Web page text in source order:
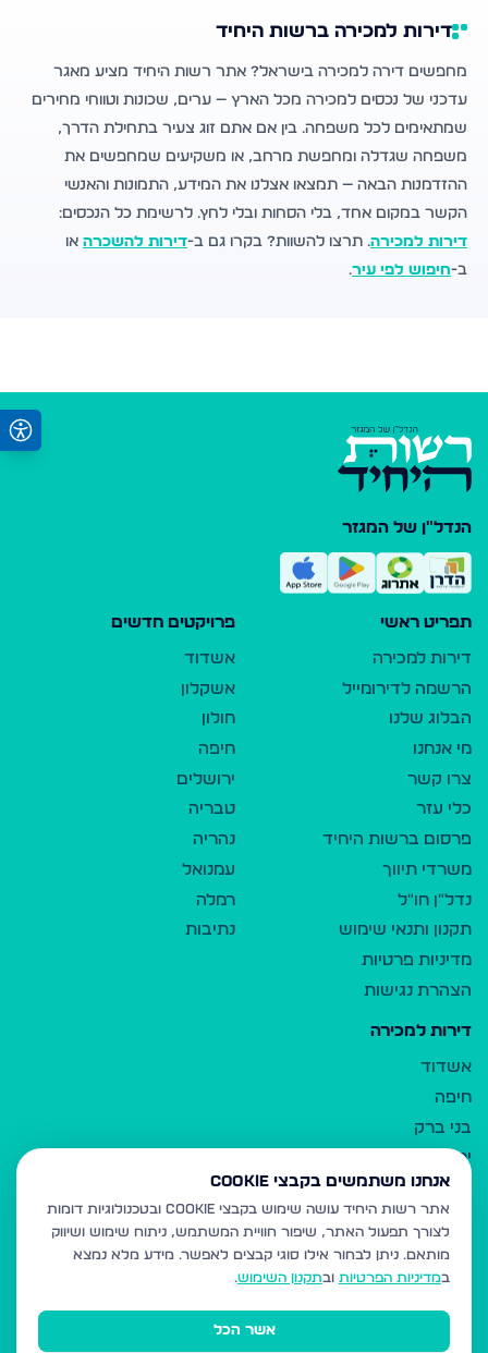
דירות למכירה ברשות היחיד
מחפשים דירה למכירה בישראל? אתר רשות היחיד מציע מאגר
עדכני של נכסים למכירה מכל הארץ — ערים, שכונות וטווחי מחירים
שמתאימים לכל משפחה. בין אם אתם זוג צעיר בתחילת הדרך,
משפחה שגדלה ומחפשת מרחב, או משקיעים שמחפשים את
ההזדמנות הבאה — תמצאו אצלנו את המידע, התמונות והאנשי
הקשר במקום אחד, בלי הסחות ובלי לחץ. לרשימת כל הנכסים:
דירות למכירה. תרצו להשוות? בקרו גם ב-דירות להשכרה או
ב-חיפוש לפי עיר.
הנדל"ן של המגזר
תפריט ראשי
דירות למכירה
הרשמה לדירומייל
הבלוג שלנו
מי אנחנו
צרו קשר
כלי עזר
פרסום ברשות היחיד
משרדי תיווך
נדל"ן חו"ל
תקנון ותנאי שימוש
מדיניות פרטיות
הצהרת נגישות
פרויקטים חדשים
אשדוד
אשקלון
חולון
חיפה
ירושלים
טבריה
נהריה
עמנואל
רמלה
נתיבות
דירות למכירה
אשדוד
חיפה
בני ברק
ירושלים
אלעד
גבעת זאב
בית שמש
רכסים
מודיעין עילית
אנחנו משתמשים בקבצי Cookie
אתר רשות היחיד עושה שימוש בקבצי Cookie ובטכנולוגיות דומות
לצורך תפעול האתר, שיפור חוויית המשתמש, ניתוח שימוש ושיווק
מותאם. ניתן לבחור אילו סוגי קבצים לאפשר. מידע מלא נמצא
במדיניות הפרטיות ובתקנון השימוש.
אשר הכל